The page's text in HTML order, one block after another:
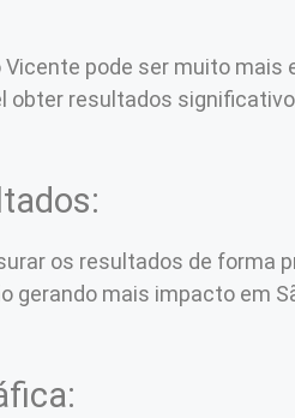
pode ser muito
obter resultados
os resultados de forma
gerando mais impacto em